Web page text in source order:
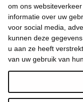
om ons
informatie over uw
voor social media,
kunnen deze
u aan ze heeft
van uw gebruik van